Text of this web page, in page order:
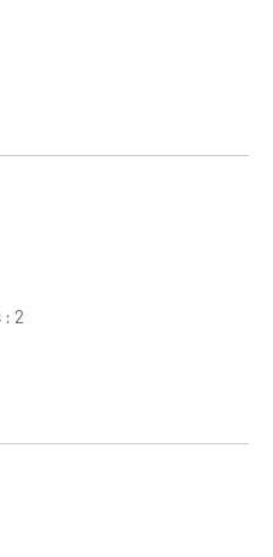
: 2